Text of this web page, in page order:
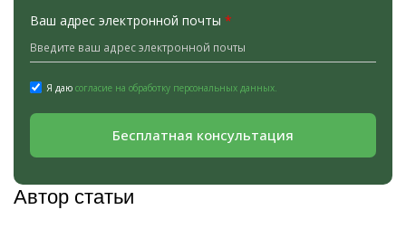
Ваш адрес электронной почты *
Я даю согласие на обработку персональных данных.
Бесплатная консультация
Автор статьи